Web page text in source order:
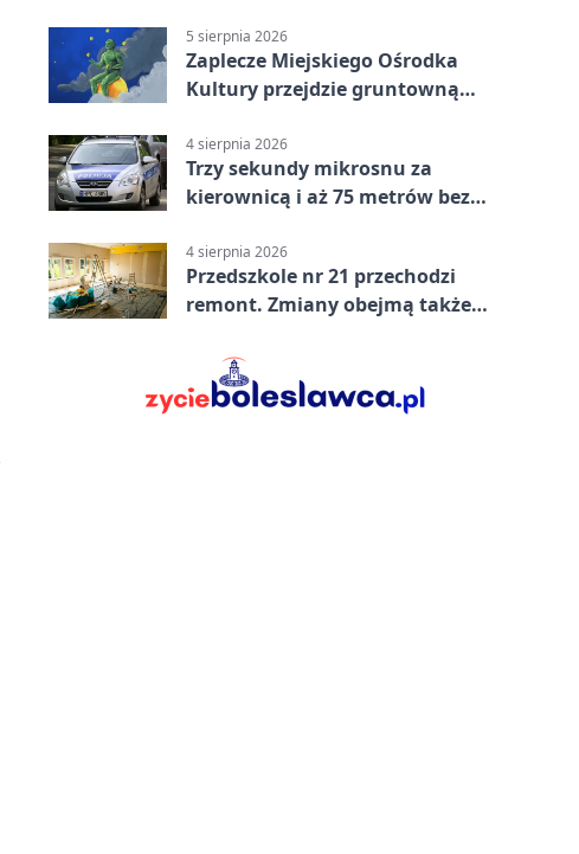
5 sierpnia 2026
Zaplecze Miejskiego Ośrodka
Kultury przejdzie gruntowną
4 sierpnia 2026
Trzy sekundy mikrosnu za
kierownicą i aż 75 metrów bez
4 sierpnia 2026
Przedszkole nr 21 przechodzi
remont. Zmiany obejmą także